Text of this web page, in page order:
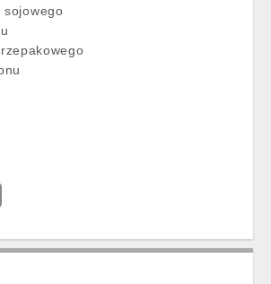
sojowego